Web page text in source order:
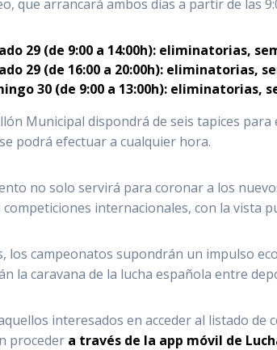
que arrancará ambos días a partir de las
29 (de 9:00 a 14:00h): eliminatorias,
29 (de 16:00 a 20:00h): eliminatorias,
30 (de 9:00 a 13:00h): eliminatorias,
Municipal dispondrá de seis tapices
podrá efectuar a cualquier hora.
no solo servirá para coronar a los
internacionales, con la vista
los campeonatos supondrán un impulso
la caravana de la lucha española entre
interesados en acceder al listado
proceder a través de la app móvil de